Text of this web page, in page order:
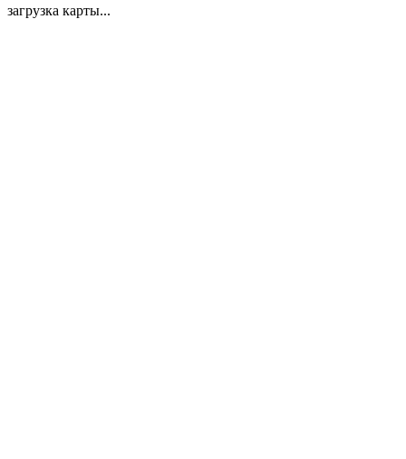
загрузка карты...